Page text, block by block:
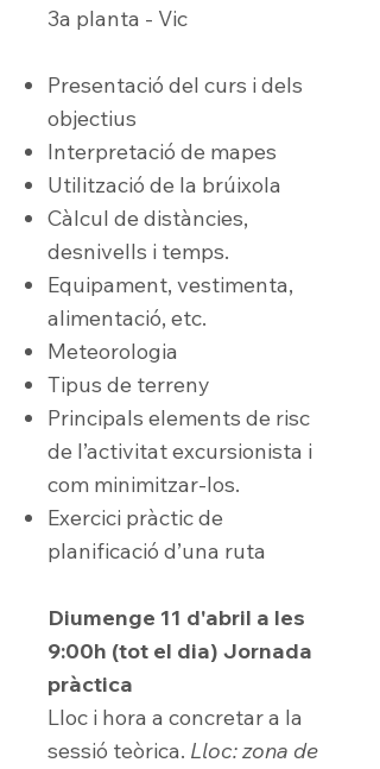
3a planta - Vic
Presentació del curs i dels
objectius
Interpretació de mapes
Utilització de la brúixola
Càlcul de distàncies,
desnivells i temps.
Equipament, vestimenta,
alimentació, etc.
Meteorologia
Tipus de terreny
Principals elements de risc
de l’activitat excursionista i
com minimitzar-los.
Exercici pràctic de
planificació d’una ruta
Diumenge 11 d'abril a les
9:00h (tot el dia) Jornada
pràctica
Lloc i hora a concretar a la
sessió teòrica. Lloc: zona de